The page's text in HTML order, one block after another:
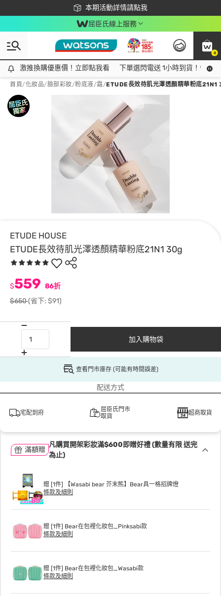
本期活動詳情請點我
下載app最高回饋$350
屈臣氏線上服務
0
激推換購優惠價！立即點我看
激推換購優惠價！立即點我看 下單選閃電送 1小時到貨！領神
首頁/化妝品/臉部彩妝/粉底液/霜/ETUDE長效待肌光澤透顏精華粉底21N1
ETUDE HOUSE
ETUDE長效待肌光澤透顏精華粉底21N1 30g
$559 86折
$650(省下: $91)
加入購物袋
查看門市庫存 (可能有時間誤差)
配送方式
宅配到府
屈臣氏門市
取貨
超商取貨
滿額贈
凡購買開架彩妝滿$600即贈好禮 (數量有限 送完
為止)
贈 [1件] 【Wasabi bear 芥末熊】Bear具一格招牌燈
條款及細則
贈 [1件] Bear在包裡化妝包_Pinksabi款
條款及細則
贈 [1件] Bear在包裡化妝包_Wasabi款
條款及細則